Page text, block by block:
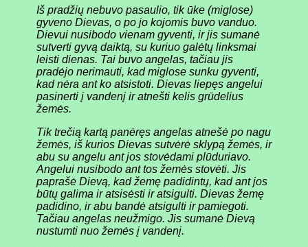
Iš pradžių nebuvo pasaulio, tik ūke (miglose)
gyveno Dievas, o po jo kojomis buvo vanduo.
Dievui nusibodo vienam gyventi, ir jis sumanė
sutverti gyvą daiktą, su kuriuo galėtų linksmai
leisti dienas. Tai buvo angelas, tačiau jis
pradėjo nerimauti, kad miglose sunku gyventi,
kad nėra ant ko atsistoti. Dievas liepęs angelui
pasinerti į vandenį ir atnešti kelis grūdelius
žemės.
Tik trečią kartą panėręs angelas atnešė po nagu
žemės, iš kurios Dievas sutvėrė sklypą žemės, ir
abu su angelu ant jos stovėdami plūduriavo.
Angelui nusibodo ant tos žemės stovėti. Jis
paprašė Dievą, kad žemę padidintų, kad ant jos
būtų galima ir atsisėsti ir atsigulti. Dievas žemę
padidino, ir abu bandė atsigulti ir pamiegoti.
Tačiau angelas neužmigo. Jis sumanė Dievą
nustumti nuo žemės į vandenį.